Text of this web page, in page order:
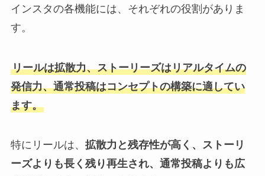
インスタの各機能には、それぞれの役割がありま
す。
リールは拡散力、ストーリーズはリアルタイムの
発信力、通常投稿はコンセプトの構築に適してい
ます。
特にリールは、 拡散力と残存性が高く、ストーリ
ーズよりも長く残り再生され、通常投稿よりも広